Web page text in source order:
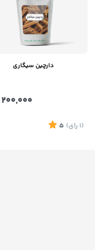
دارچین سیگاری
200,000
(1 رای)
5